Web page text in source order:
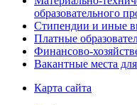
образовательного
Стипендии и иные
Платные
Финансово-
Вакантные места
Карта сайта